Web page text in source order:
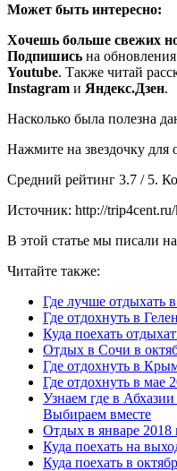
Может быть интересно:
Хочешь больше свежих
Подпишись на обновления
Youtube. Также читай
Instagram и Яндекс.Дзен.
Насколько была полезна
Нажмите на звездочку для
Средний рейтинг 3.7 / 5.
Источник: http://
В этой статье мы писали
Читайте также:
Где лучше отдыхать
Где отдохнуть в
Куда поехать
Отдых в Сочи в
Где отдохнуть в
Где отдохнуть в мае
Узнаем где в
Выбираем вместе
Отдых в январе 2018
Куда поехать на
Куда поехать в